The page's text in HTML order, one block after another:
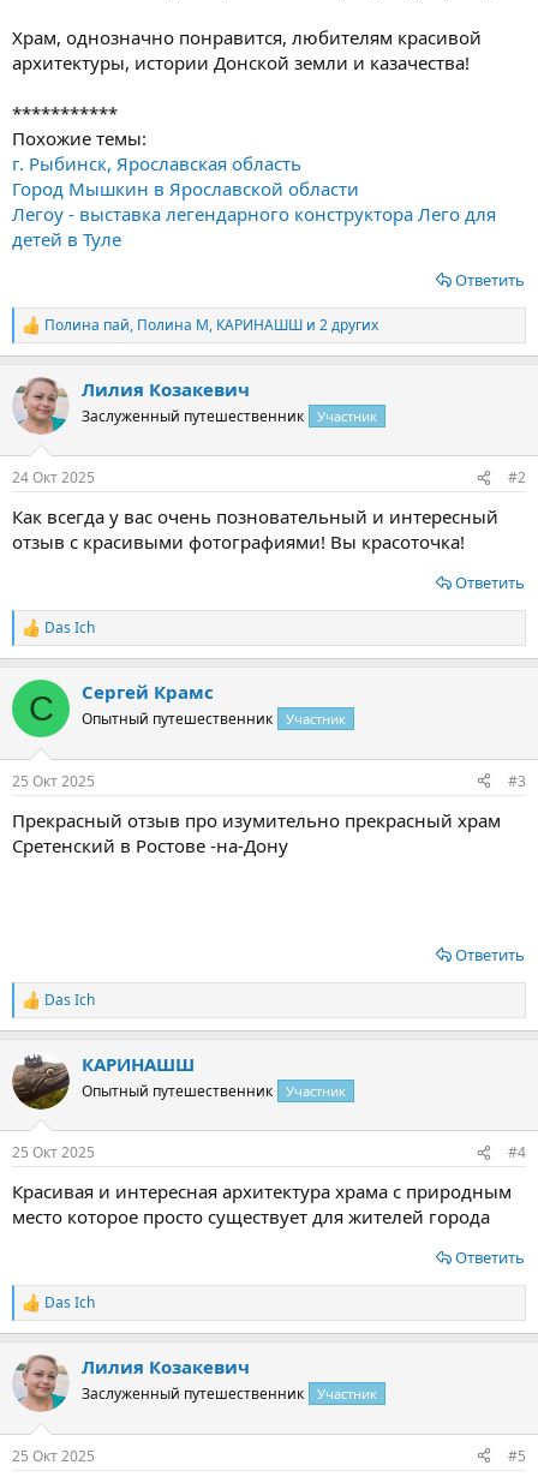
Храм, однозначно понравится, любителям красивой
архитектуры, истории Донской земли и казачества!
***********
Похожие темы:
г. Рыбинск, Ярославская область
Город Мышкин в Ярославской области
Легоу - выставка легендарного конструктора Лего для
детей в Туле
Ответить
Р
е
к
ц
и
Полина пай, Полина М, КАРИНАШШ и 2 других
Лилия Козакевич
Заслуженный путешественник Участник
24 Окт 2025 #2
Как всегда у вас очень позновательный и интересный
отзыв с красивыми фотографиями! Вы красоточка!
Ответить
Р
е
к
и
Das Ich
С Сергей Крамс
Опытный путешественник Участник
25 Окт 2025 #3
Прекрасный отзыв про изумительно прекрасный храм
Сретенский в Ростове -на-Дону
Ответить
Р
е
к
ц
и
Das Ich
КАРИНАШШ
Опытный путешественник Участник
25 Окт 2025 #4
Красивая и интересная архитектура храма с природным
место которое просто существует для жителей города
Ответить
Р
е
к
ц
и
Das Ich
Лилия Козакевич
Заслуженный путешественник Участник
25 Окт 2025 #5